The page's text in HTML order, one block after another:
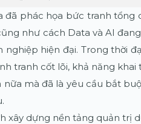
đã phác họa bức tranh tổng
như cách Data và AI
hiện đại. Trong thời
tranh cốt lõi, khả năng khai
mà đã là yêu cầu bắt
xây dựng nền tảng quản trị